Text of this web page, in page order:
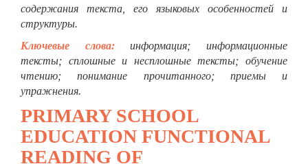
содержания текста, его языковых особенностей и
структуры.
Ключевые слова:информация; информационные
тексты; сплошные и несплошные тексты; обучение
чтению; понимание прочитанного; приемы и
упражнения.
PRIMARY SCHOOL
EDUCATION FUNCTIONAL
READING OF